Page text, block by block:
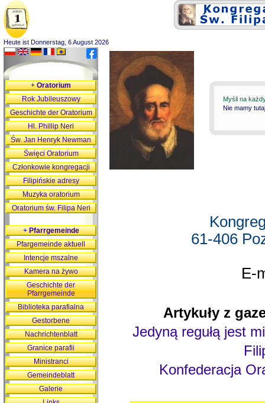
Heute ist Donnerstag, 6 August 2026
Myśli na
Nie mamy
61-406
E-
Artykuły z
Jedyną regułą jest
Konfederacja
+Oratorium
Rok Jubileuszowy
Geschichte der Oratorium
Hl. Phillip Neri
Św. Jan Henryk Newman
Święci Oratorium
Członkowie kongregacji
Filipińskie adresy
Muzyka oratorium
Oratorium św. Filipa Neri
+Pfarrgemeinde
Pfargemeinde aktuell
Intencje mszalne
Kamera na żywo
Geschichte der
Pfarrgemeinde
Biblioteka parafialna
Gestorbene
Nachrichtenblatt
Granice parafii
Ministranci
Gemeindeblatt
Galerie